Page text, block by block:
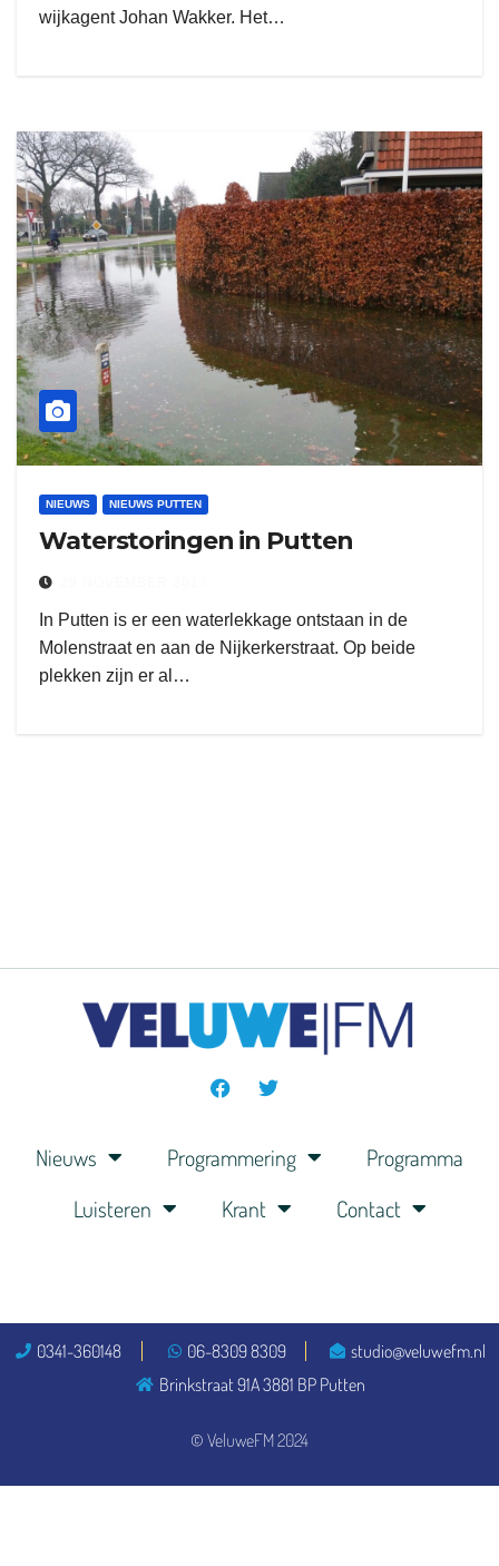
wijkagent Johan Wakker. Het…
NIEUWS NIEUWS PUTTEN
Waterstoringen in Putten
In Putten is er een waterlekkage ontstaan in de
Molenstraat en aan de Nijkerkerstraat. Op beide
plekken zijn er al…
Nieuws Programmering
Programma
Luisteren
Krant Contact
© VeluweFM 2024
0341-360148 06-8309 8309
studio@veluwefm.nl
Brinkstraat 91A 3881 BP Putten